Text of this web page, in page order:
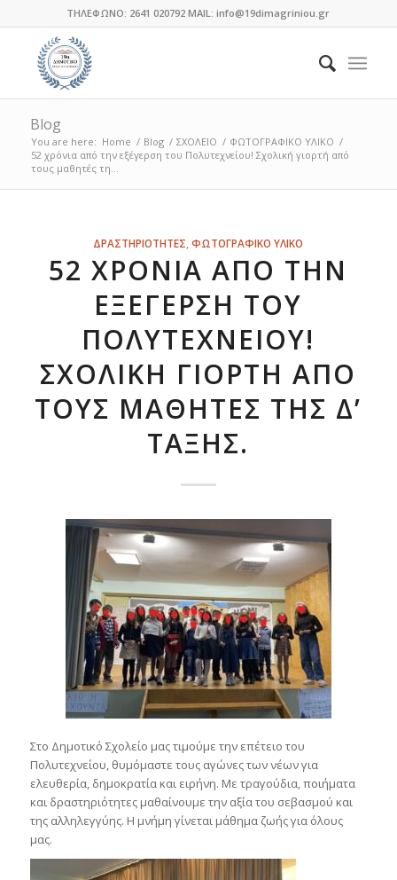
ΤΗΛΕΦΩΝΟ: 2641 020792 MAIL: info@19dimagriniou.gr
Blog
You are here: Home / Blog / ΣΧΟΛΕΙΟ / ΦΩΤΟΓΡΑΦΙΚΟ ΥΛΙΚΟ /
52 χρόνια από την εξέγερση του Πολυτεχνείου! Σχολική γιορτή από
τους μαθητές τη...
ΔΡΑΣΤΗΡΙΟΤΗΤΕΣ ,ΦΩΤΟΓΡΑΦΙΚΟ ΥΛΙΚΟ
52 ΧΡΌΝΙΑ ΑΠΌ ΤΗΝ
ΕΞΈΓΕΡΣΗ ΤΟΥ
ΠΟΛΥΤΕΧΝΕΊΟΥ!
ΣΧΟΛΙΚΉ ΓΙΟΡΤΉ ΑΠΌ
ΤΟΥΣ ΜΑΘΗΤΈΣ ΤΗΣ Δ’
ΤΆΞΗΣ.
Στο Δημοτικό Σχολείο μας τιμούμε την επέτειο του
Πολυτεχνείου, θυμόμαστε τους αγώνες των νέων για
ελευθερία, δημοκρατία και ειρήνη. Με τραγούδια, ποιήματα
και δραστηριότητες μαθαίνουμε την αξία του σεβασμού και
της αλληλεγγύης. Η μνήμη γίνεται μάθημα ζωής για όλους
μας.